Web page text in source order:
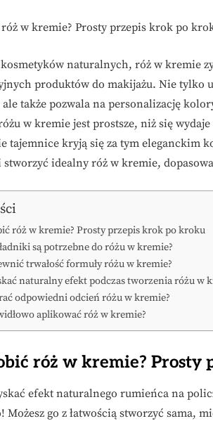
róż w kremie? Prosty przepis krok po
naturalnych, róż w kremie
produktów do makijażu. Nie tylko
także pozwala na personalizację
w kremie jest prostsze, niż się
tajemnice kryją się za tym eleganckim
stworzyć idealny róż w kremie,
róż w kremie? Prosty przepis krok po kroku
są potrzebne do różu w kremie?
trwałość formuły różu w kremie?
naturalny efekt podczas tworzenia różu w
odpowiedni odcień różu w kremie?
aplikować róż w kremie?
róż w kremie? Prosty
efekt naturalnego rumieńca na
Możesz go z łatwością stworzyć sama,